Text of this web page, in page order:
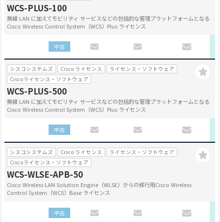
WCS-PLUS-100
無線 LAN に加えてモビリティ サービスなどの包括的な管理プラットフォームとなる
Cisco Wireless Control System（WCS）Plus ライセンス
中古
シスコシステムズ Cisco ライセンス
ライセンス・ソフトウェア
Ciscoライセンス・ソフトウェア
WCS-PLUS-500
無線 LAN に加えてモビリティ サービスなどの包括的な管理プラットフォームとなる
Cisco Wireless Control System（WCS）Plus ライセンス
中古
シスコシステムズ Cisco ライセンス
ライセンス・ソフトウェア
Ciscoライセンス・ソフトウェア
WCS-WLSE-APB-50
Cisco Wireless LAN Solution Engine（WLSE）からの移行用Cisco Wireless
Control System（WCS）Base ライセンス
中古